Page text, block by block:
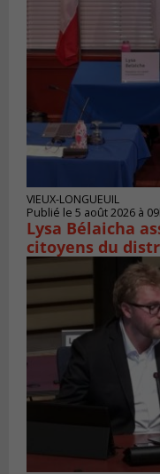
VIEUX-LONGUEUIL
Publié le 5 août 2026 à
Lysa Bélaicha
citoyens du